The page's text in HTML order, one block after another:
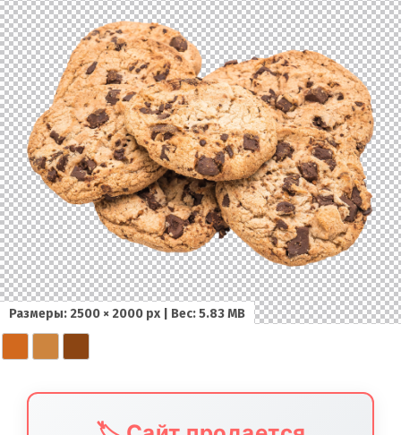
Контакты
Размеры: 2500 × 2000 px | Вес: 5.83 MB